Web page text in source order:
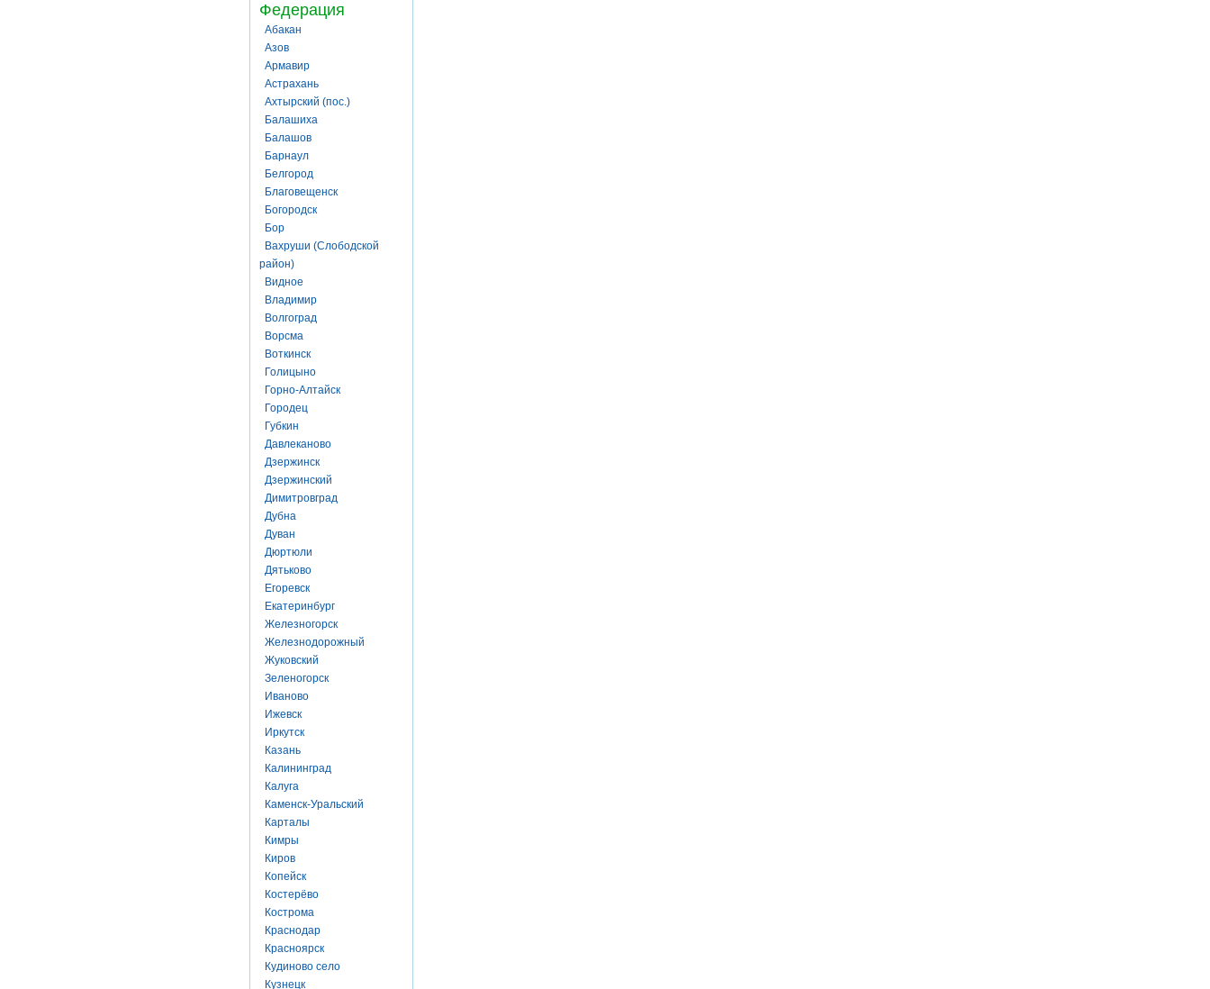
Федерация
Абакан
Азов
Армавир
Астрахань
Ахтырский (пос.)
Балашиха
Балашов
Барнаул
Белгород
Благовещенск
Богородск
Бор
Вахруши (Слободской
район)
Видное
Владимир
Волгоград
Ворсма
Воткинск
Голицыно
Горно-Алтайск
Городец
Губкин
Давлеканово
Дзержинск
Дзержинский
Димитровград
Дубна
Дуван
Дюртюли
Дятьково
Егоревск
Екатеринбург
Железногорск
Железнодорожный
Жуковский
Зеленогорск
Иваново
Ижевск
Иркутск
Казань
Калининград
Калуга
Каменск-Уральский
Карталы
Кимры
Киров
Копейск
Костерёво
Кострома
Краснодар
Красноярск
Кудиново село
Кузнецк